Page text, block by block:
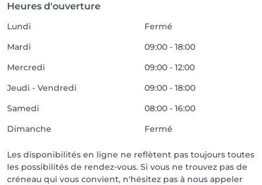
Heures d'ouverture
Lundi
Fermé
Mardi
09:00 - 18:00
Mercredi
09:00 - 12:00
Jeudi - Vendredi
09:00 - 18:00
Samedi
08:00 - 16:00
Dimanche
Fermé
Les disponibilités en ligne ne reflètent pas toujours toutes
les possibilités de rendez-vous. Si vous ne trouvez pas de
créneau qui vous convient, n'hésitez pas à nous appeler